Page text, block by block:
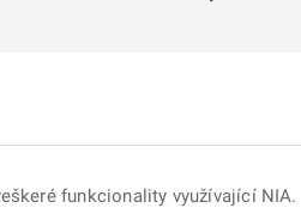
funkcionality využívající NIA.